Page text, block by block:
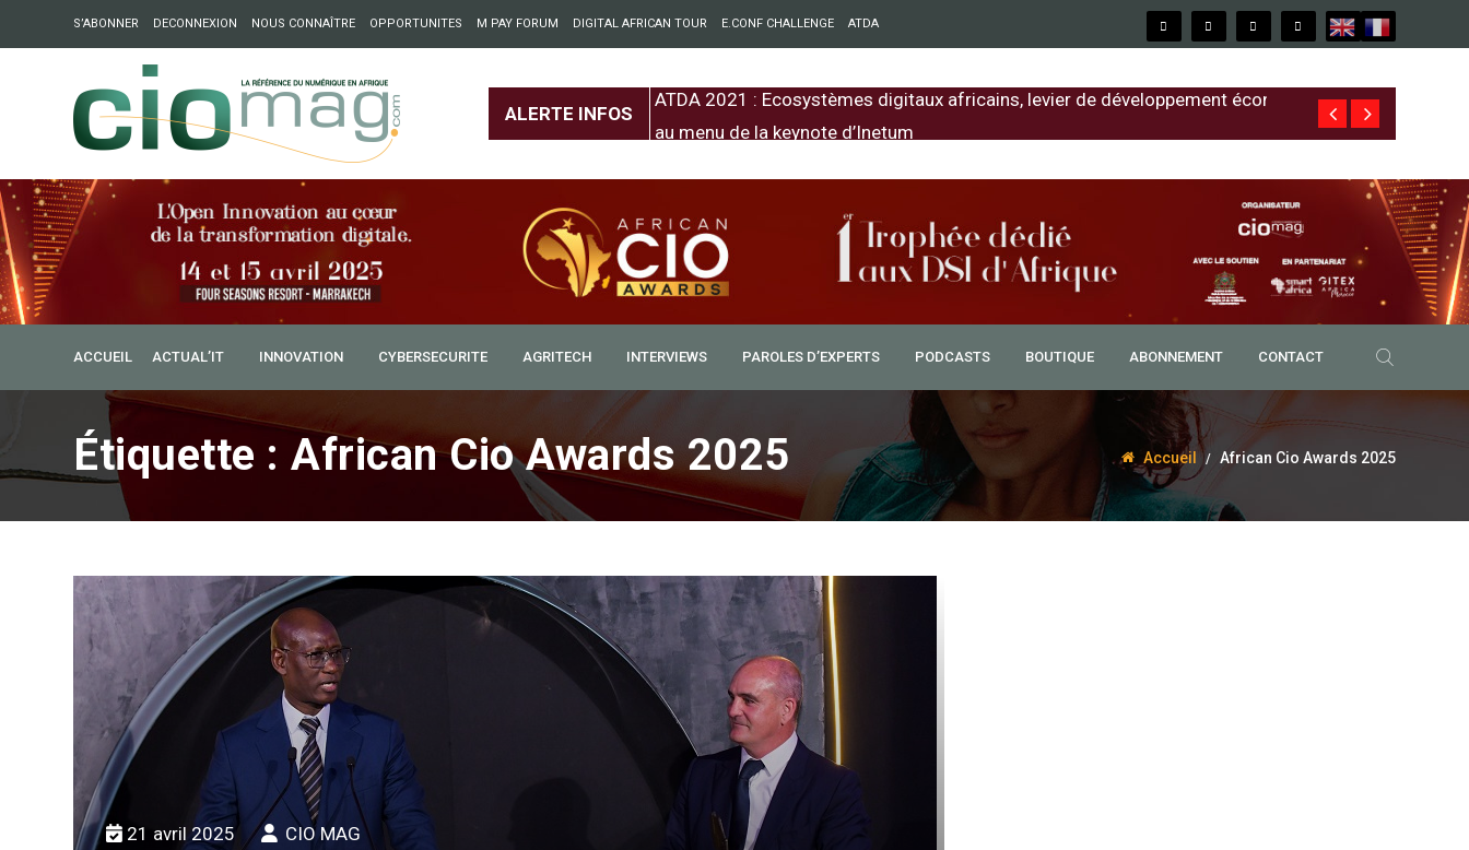
S’ABONNER DECONNEXION NOUS CONNAÎTRE OPPORTUNITES M PAY FORUM DIGITAL AFRICAN TOUR E.CONF CHALLENGE ATDA
ALERTE INFOS
: Partech Shaker lance Chapter54 pour créer des ponts entre l’Europe et
ATDA 2021 : Ecosystèmes digitaux africains, levier de développement économique
au menu de la keynote d’Inetum
Free au
ACCUEIL ACTUAL’IT INNOVATION CYBERSECURITE AGRITECH INTERVIEWS PAROLES D’EXPERTS PODCASTS BOUTIQUE ABONNEMENT CONTACT
Étiquette : African Cio Awards 2025 Accueil African Cio Awards 2025
21 avril 2025 CIO MAG